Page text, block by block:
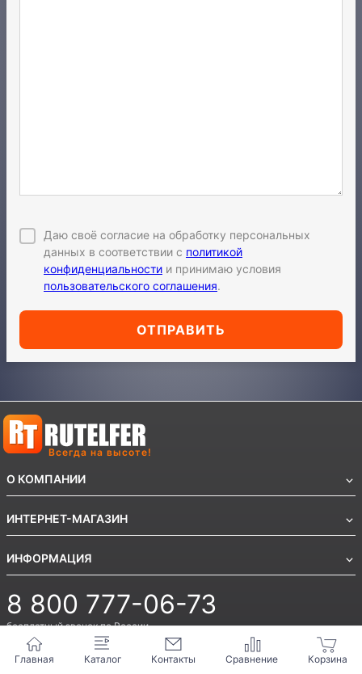
Главная Каталог Контакты
Даю своё согласие на обработку персональных
данных в соответствии с политикой
конфиденциальности и принимаю условия
пользовательского соглашения.
ОТПРАВИТЬ
О КОМПАНИИ
ИНТЕРНЕТ-МАГАЗИН
ИНФОРМАЦИЯ
Всегда на высоте!
8 800 777-06-73
бесплатный звонок по России
8 495 159-80-86
8 473 300-39-36